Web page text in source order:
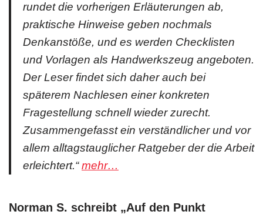
rundet die vorherigen Erläuterungen ab,
praktische Hinweise geben nochmals
Denkanstöße, und es werden Checklisten
und Vorlagen als Handwerkszeug angeboten.
Der Leser findet sich daher auch bei
späterem Nachlesen einer konkreten
Fragestellung schnell wieder zurecht.
Zusammengefasst ein verständlicher und vor
allem alltagstauglicher Ratgeber der die Arbeit
erleichtert.“mehr…
Norman S. schreibt „Auf den Punkt